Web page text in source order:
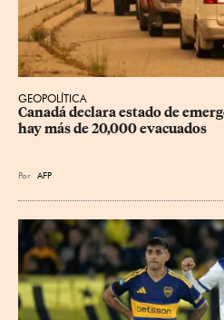
GEOPOLÍTICA
Canadá declara estado de
hay más de 20,000 evacuados
Por AFP